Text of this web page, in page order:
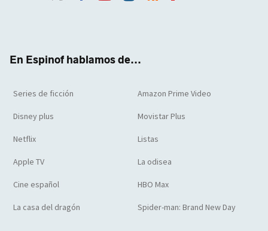
En Espinof hablamos de...
Series de ficción Amazon Prime Video
Disney plus Movistar Plus
Netflix Listas
Apple TV La odisea
Cine español HBO Max
La casa del dragón Spider-man: Brand New Day